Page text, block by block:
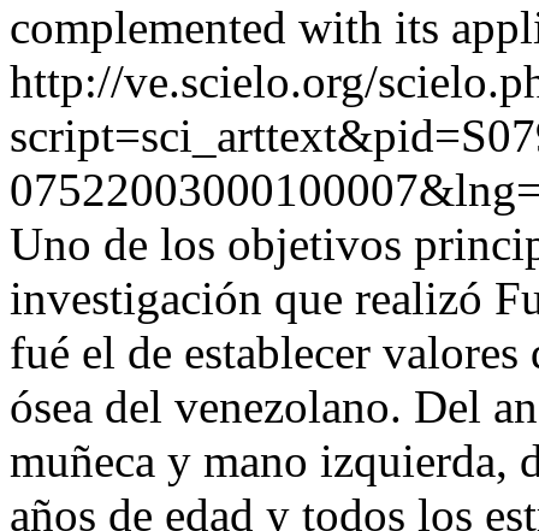
complemented with its
http://ve.scielo.org/
Uno de los objetivos
investigación que realizó
fué el de establecer
ósea del venezolano. Del
muñeca y mano izquierda,
años de edad y todos los